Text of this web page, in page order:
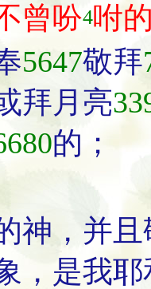
曾吩4咐
5647敬拜
拜月亮
的；
神，并
，是我